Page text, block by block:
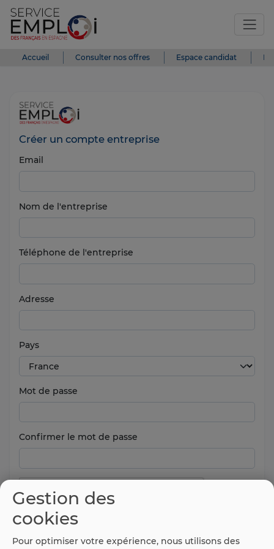
Accueil Consulter nos offres Espace candidat
Créer un compte entreprise
Email
Nom de l'entreprise
Téléphone de l'entreprise
Adresse
Pays
Mot de passe
Confirmer le mot de passe
Gestion des
cookies
Pour optimiser votre expérience, nous utilisons des